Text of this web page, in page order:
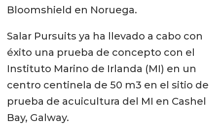
Bloomshield en Noruega.
Salar Pursuits ya ha llevado a cabo con
éxito una prueba de concepto con el
Instituto Marino de Irlanda (MI) en un
centro centinela de 50 m3 en el sitio de
prueba de acuicultura del MI en Cashel
Bay, Galway.